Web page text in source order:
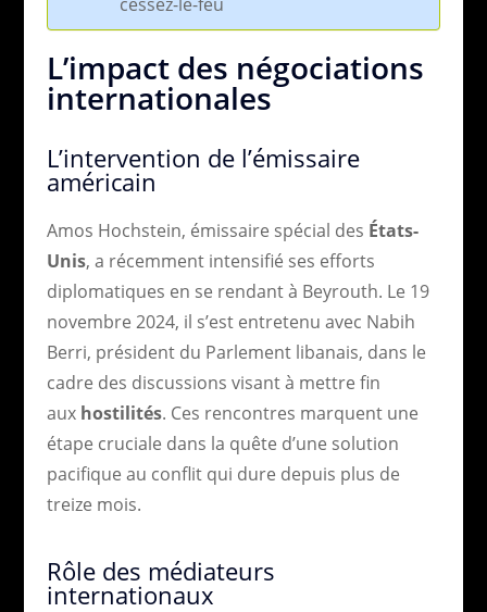
L’impact des négociations
internationales
L’intervention de l’émissaire
américain
Amos Hochstein, émissaire spécial des États-
Unis, a récemment intensifié ses efforts
diplomatiques en se rendant à Beyrouth. Le 19
novembre 2024, il s’est entretenu avec Nabih
Berri, président du Parlement libanais, dans le
cadre des discussions visant à mettre fin
aux hostilités. Ces rencontres marquent une
étape cruciale dans la quête d’une solution
pacifique au conflit qui dure depuis plus de
treize mois.
Rôle des médiateurs
internationaux